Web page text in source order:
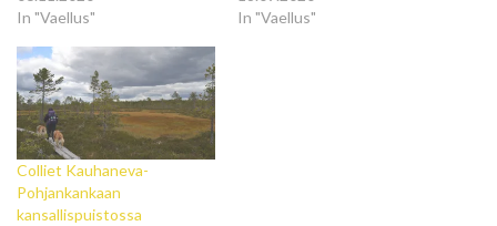
In "Vaellus"
In "Vaellus"
Colliet Kauhaneva-
Pohjankankaan
kansallispuistossa